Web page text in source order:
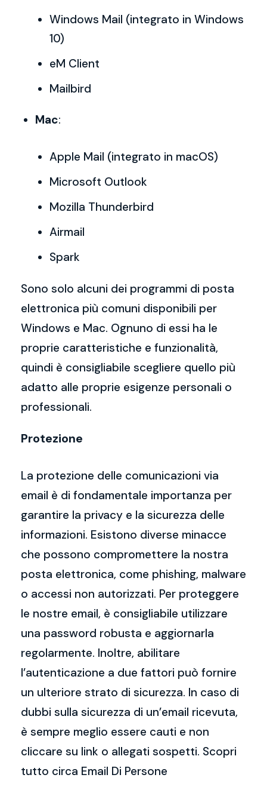
Windows Mail (integrato in Windows
10)
eM Client
Mailbird
Mac:
Apple Mail (integrato in macOS)
Microsoft Outlook
Mozilla Thunderbird
Airmail
Spark
Sono solo alcuni dei programmi di posta
elettronica più comuni disponibili per
Windows e Mac. Ognuno di essi ha le
proprie caratteristiche e funzionalità,
quindi è consigliabile scegliere quello più
adatto alle proprie esigenze personali o
professionali.
Protezione
La protezione delle comunicazioni via
email è di fondamentale importanza per
garantire la privacy e la sicurezza delle
informazioni. Esistono diverse minacce
che possono compromettere la nostra
posta elettronica, come phishing, malware
o accessi non autorizzati. Per proteggere
le nostre email, è consigliabile utilizzare
una password robusta e aggiornarla
regolarmente. Inoltre, abilitare
l’autenticazione a due fattori può fornire
un ulteriore strato di sicurezza. In caso di
dubbi sulla sicurezza di un’email ricevuta,
è sempre meglio essere cauti e non
cliccare su link o allegati sospetti. Scopri
tutto circa Email Di Persone